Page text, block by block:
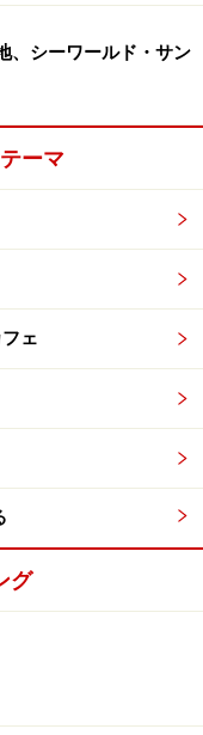
、シーワールド・サン
ーマ
ェ
グ